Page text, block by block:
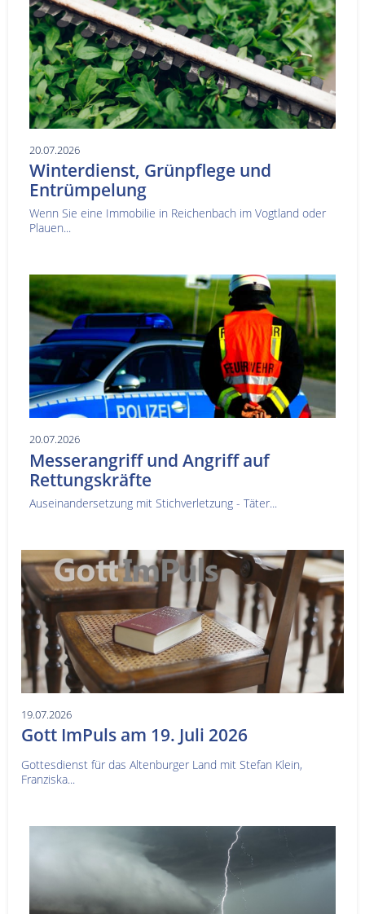
20.07.2026
Winterdienst, Grünpflege und
Entrümpelung
Wenn Sie eine Immobilie in Reichenbach im Vogtland oder
Plauen...
20.07.2026
Messerangriff und Angriff auf
Rettungskräfte
Auseinandersetzung mit Stichverletzung - Täter...
19.07.2026
Gott ImPuls am 19. Juli 2026
Gottesdienst für das Altenburger Land mit Stefan Klein,
Franziska...